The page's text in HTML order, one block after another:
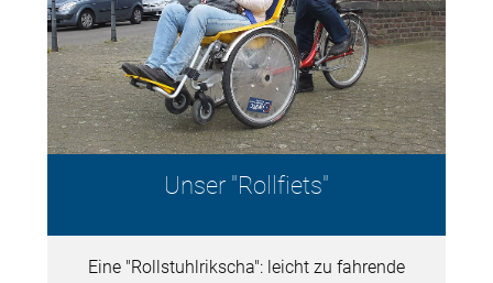
Unser "Rollfiets"
Eine "Rollstuhlrikscha": leicht zu fahrende